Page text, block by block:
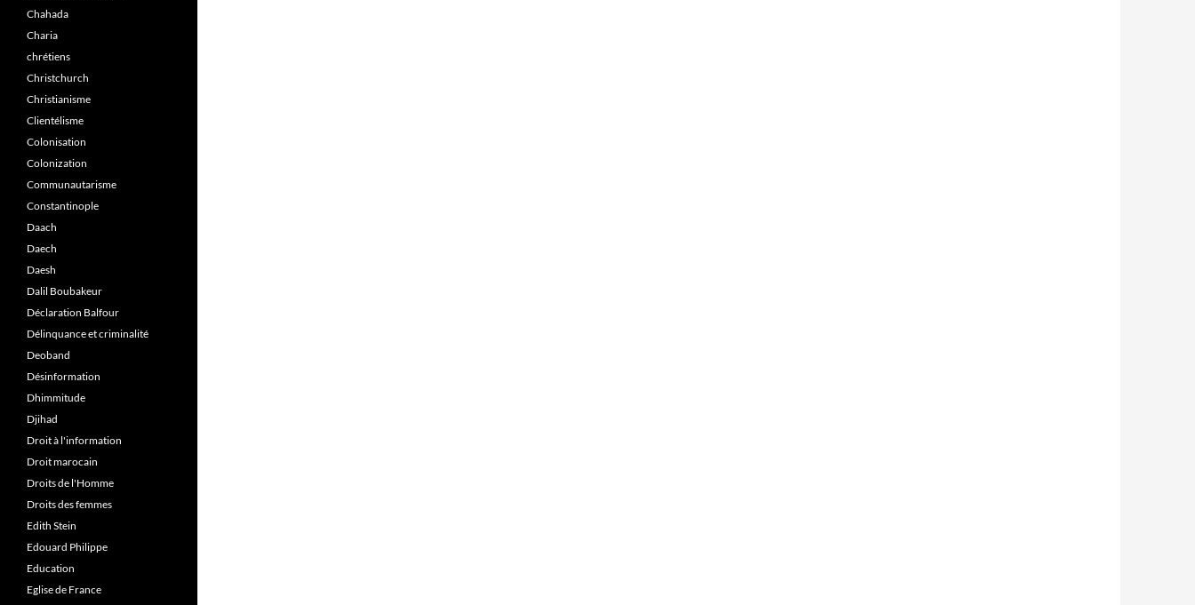
Chahada
Charia
chrétiens
Christchurch
Christianisme
Clientélisme
Colonisation
Colonization
Communautarisme
Constantinople
Daach
Daech
Daesh
Dalil Boubakeur
Déclaration Balfour
Délinquance et criminalité
Deoband
Désinformation
Dhimmitude
Djihad
Droit à l'information
Droit marocain
Droits de l'Homme
Droits des femmes
Edith Stein
Edouard Philippe
Education
Eglise de France